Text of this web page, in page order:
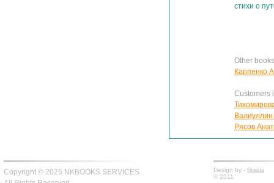
стихи о
Other
Карпенко
Customers
Рясов
Copyright © 2025 NKBOOKS SERVICES
Design by - fiksius
© 2011